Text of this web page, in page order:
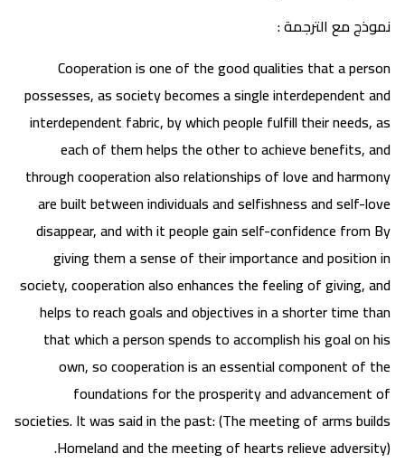
نموذج مع الترجمة :
Cooperation is one of the good qualities that a person
possesses, as society becomes a single interdependent and
interdependent fabric, by which people fulfill their needs, as
each of them helps the other to achieve benefits, and
through cooperation also relationships of love and harmony
are built between individuals and selfishness and self-love
disappear, and with it people gain self-confidence from By
giving them a sense of their importance and position in
society, cooperation also enhances the feeling of giving, and
helps to reach goals and objectives in a shorter time than
that which a person spends to accomplish his goal on his
own, so cooperation is an essential component of the
foundations for the prosperity and advancement of
societies. It was said in the past: (The meeting of arms builds
Homeland and the meeting of hearts relieve adversity).